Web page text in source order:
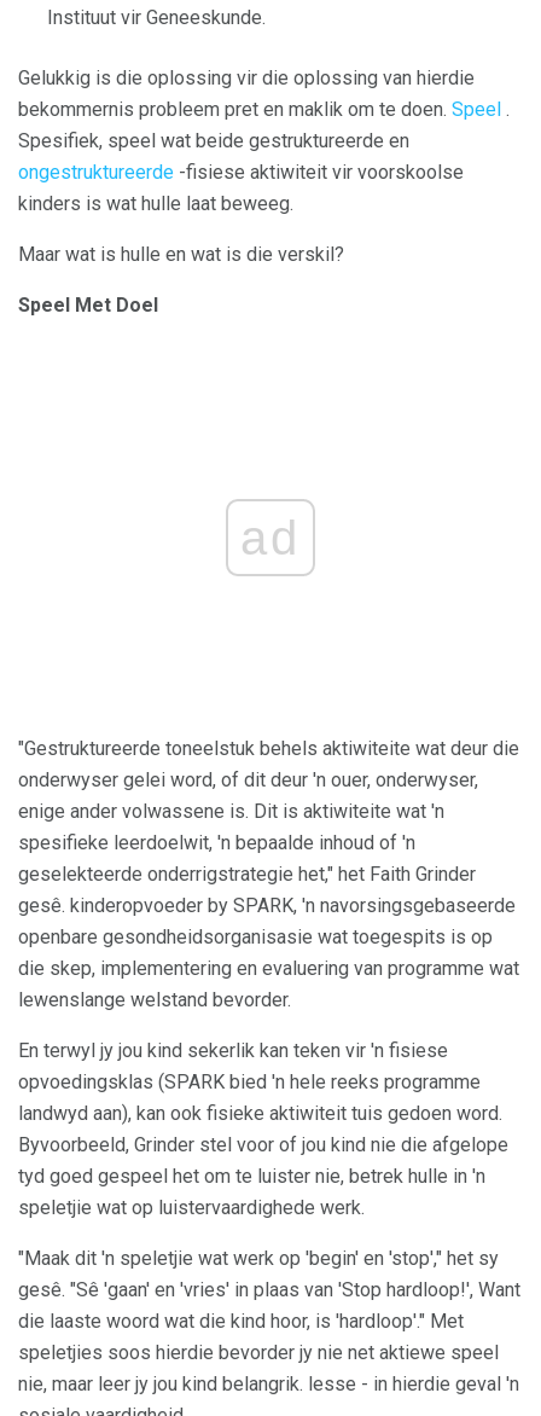
Instituut vir Geneeskunde.
Gelukkig is die oplossing vir die oplossing van hierdie
bekommernis probleem pret en maklik om te doen. Speel .
Spesifiek, speel wat beide gestruktureerde en
ongestruktureerde -fisiese aktiwiteit vir voorskoolse
kinders is wat hulle laat beweeg.
Maar wat is hulle en wat is die verskil?
Speel Met Doel
ad
"Gestruktureerde toneelstuk behels aktiwiteite wat deur die
onderwyser gelei word, of dit deur 'n ouer, onderwyser,
enige ander volwassene is. Dit is aktiwiteite wat 'n
spesifieke leerdoelwit, 'n bepaalde inhoud of 'n
geselekteerde onderrigstrategie het," het Faith Grinder
gesê. kinderopvoeder by SPARK, 'n navorsingsgebaseerde
openbare gesondheidsorganisasie wat toegespits is op
die skep, implementering en evaluering van programme wat
lewenslange welstand bevorder.
En terwyl jy jou kind sekerlik kan teken vir 'n fisiese
opvoedingsklas (SPARK bied 'n hele reeks programme
landwyd aan), kan ook fisieke aktiwiteit tuis gedoen word.
Byvoorbeeld, Grinder stel voor of jou kind nie die afgelope
tyd goed gespeel het om te luister nie, betrek hulle in 'n
speletjie wat op luistervaardighede werk.
"Maak dit 'n speletjie wat werk op 'begin' en 'stop'," het sy
gesê. "Sê 'gaan' en 'vries' in plaas van 'Stop hardloop!', Want
die laaste woord wat die kind hoor, is 'hardloop'." Met
speletjies soos hierdie bevorder jy nie net aktiewe speel
nie, maar leer jy jou kind belangrik. lesse - in hierdie geval 'n